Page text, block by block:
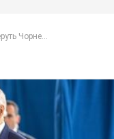
Чорне...